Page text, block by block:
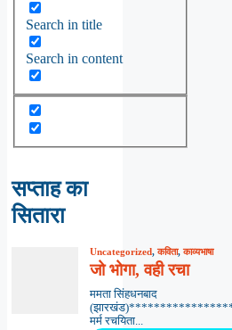
Search in title
Search in content
सप्ताह का
सितारा
Uncategorized,कविता,काव्यभाषा
जो भोगा, वही रचा
ममता सिंहधनबाद
मर्म रचयिता...